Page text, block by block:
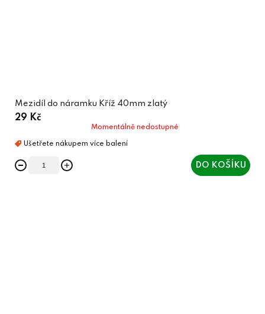
Mezidíl do náramku Kříž 40mm zlatý
29 Kč
Momentálně nedostupné
DO KOŠÍKU